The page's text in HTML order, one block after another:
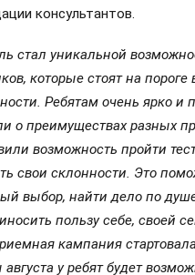
консультантов.
стал уникальной
которые стоят на
Ребятам очень ярко и
о преимуществах разных
возможность пройти
свои склонности. Это
выбор, найти дело по
пользу себе, своей
кампания
у ребят будет